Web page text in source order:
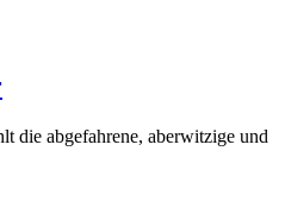
abgefahrene, aberwitzige und